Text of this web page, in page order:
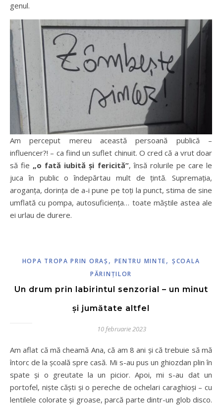
genul.
Am perceput mereu această persoană publică –
influencer?! – ca fiind un suflet chinuit. O cred că a vrut doar
să fie „o fată iubită și fericită”, însă rolurile pe care le
juca în public o îndepărtau mult de țintă. Supremația,
aroganța, dorința de a-i pune pe toți la punct, stima de sine
umflată cu pompa, autosuficiența… toate măștile astea ale
ei urlau de durere.
HOPA TROPA PRIN ORAŞ , PENTRU MINTE,ŞCOALA
PĂRINŢILOR
Un drum prin labirintul senzorial – un minut
și jumătate altfel
10 februarie 2023
Am aflat că mă cheamă Ana, că am 8 ani și că trebuie să mă
întorc de la școală spre casă. Mi s-au pus un ghiozdan plin în
spate și o greutate la un picior. Apoi, mi s-au dat un
portofel, niște căști și o pereche de ochelari caraghioși – cu
lentilele colorate și groase, parcă parte dintr-un glob disco.